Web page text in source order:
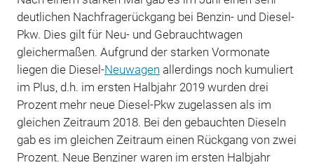
deutlichen Nachfragerückgang bei Benzin- und Diesel-
Pkw. Dies gilt für Neu- und Gebrauchtwagen
gleichermaßen. Aufgrund der starken Vormonate
liegen die Diesel-Neuwagen allerdings noch kumuliert
im Plus, d.h. im ersten Halbjahr 2019 wurden drei
Prozent mehr neue Diesel-Pkw zugelassen als im
gleichen Zeitraum 2018. Bei den gebauchten Dieseln
gab es im gleichen Zeitraum einen Rückgang von zwei
Prozent. Neue Benziner waren im ersten Halbjahr